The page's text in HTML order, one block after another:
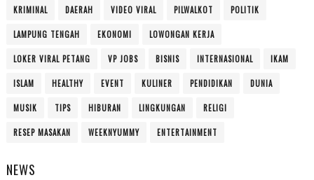
KRIMINAL DAERAH VIDEO VIRAL PILWALKOT POLITIK
LAMPUNG TENGAH EKONOMI LOWONGAN KERJA
LOKER VIRAL PETANG VP JOBS BISNIS INTERNASIONAL IKAM
ISLAM HEALTHY EVENT KULINER PENDIDIKAN DUNIA
MUSIK TIPS HIBURAN LINGKUNGAN RELIGI
RESEP MASAKAN WEEKNYUMMY ENTERTAINMENT
NEWS